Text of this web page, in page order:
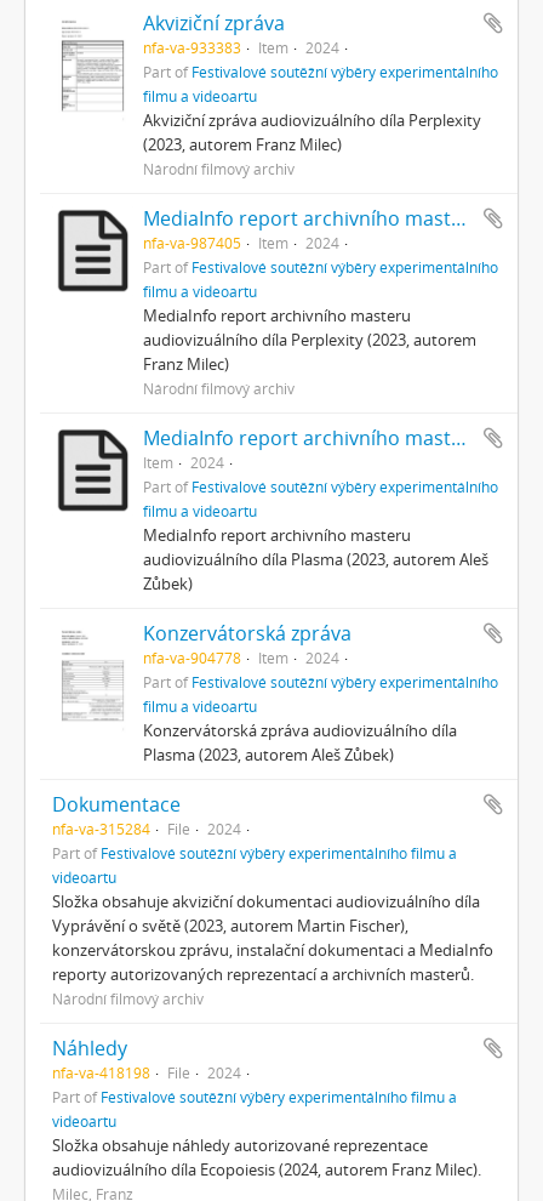
Akviziční zpráva
nfa-va-933383 Item
2024
Part ofFestivalové soutěžní výběry experimentálního
filmu a videoartu
Akviziční zpráva audiovizuálního díla Perplexity
(2023, autorem Franz Milec)
Národní filmový archiv
MediaInfo report archivního masteru
nfa-va-987405 Item
2024
Part ofFestivalové soutěžní výběry experimentálního
filmu a videoartu
MediaInfo report archivního masteru
audiovizuálního díla Perplexity (2023, autorem
Franz Milec)
Národní filmový archiv
MediaInfo report archivního masteru
Item
2024
Part ofFestivalové soutěžní výběry experimentálního
filmu a videoartu
MediaInfo report archivního masteru
audiovizuálního díla Plasma (2023, autorem Aleš
Zůbek)
Konzervátorská zpráva
nfa-va-904778 Item
2024
Part ofFestivalové soutěžní výběry experimentálního
filmu a videoartu
Konzervátorská zpráva audiovizuálního díla
Plasma (2023, autorem Aleš Zůbek)
Dokumentace
nfa-va-315284 File
2024
Part ofFestivalové soutěžní výběry experimentálního filmu a
videoartu
Složka obsahuje akviziční dokumentaci audiovizuálního díla
Vyprávění o světě (2023, autorem Martin Fischer),
konzervátorskou zprávu, instalační dokumentaci a MediaInfo
reporty autorizovaných reprezentací a archivních masterů.
Národní filmový archiv
Náhledy
nfa-va-418198 File
2024
Part ofFestivalové soutěžní výběry experimentálního filmu a
videoartu
Složka obsahuje náhledy autorizované reprezentace
audiovizuálního díla Ecopoiesis (2024, autorem Franz Milec).
Milec, Franz